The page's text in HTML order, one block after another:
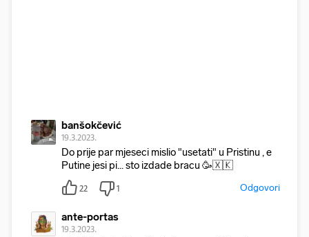
banšokčević
19.3.2023.
Do prije par mjeseci mislio "usetati" u Pristinu , e
Putine jesi pi... sto izdade bracu 🥳🇽🇰
22 1 Odgovori
ante-portas
19.3.2023.